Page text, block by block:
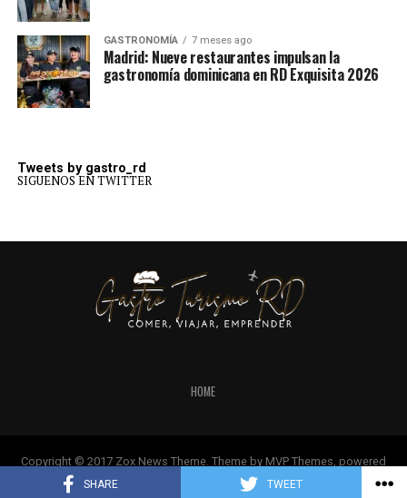
SHARE TWEET
GASTRONOMÍA 7 meses ago
Madrid: Nueve restaurantes impulsan la
gastronomía dominicana en RD Exquisita 2026
Tweets by gastro_rd
SIGUENOS EN TWITTER
HOME
Copyright © 2017 Zox News Theme. Theme by MVP Themes, powered
by WordPress.